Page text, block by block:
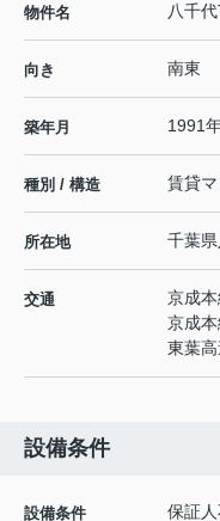
物件名 八千
向き 南東
築年月 1991
種別 / 構造 賃貸
所在地 千葉県
交通 京成本
京成本
東葉
設備条件
設備条件
保証